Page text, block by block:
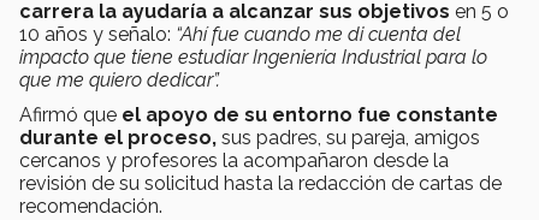
carrera la ayudaría a alcanzar sus objetivos en 5 o
10 años y señalo: “Ahí fue cuando me di cuenta del
impacto que tiene estudiar Ingeniería Industrial para lo
que me quiero dedicar”.
Afirmó que el apoyo de su entorno fue constante
durante el proceso, sus padres, su pareja, amigos
cercanos y profesores la acompañaron desde la
revisión de su solicitud hasta la redacción de cartas de
recomendación.